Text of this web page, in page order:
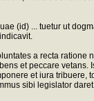
(id) ... tuetur ut
a recta
et peccare
et iura
sibi legislator